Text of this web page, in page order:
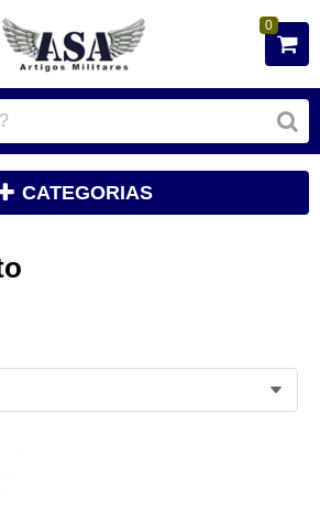
0
CATEGORIAS